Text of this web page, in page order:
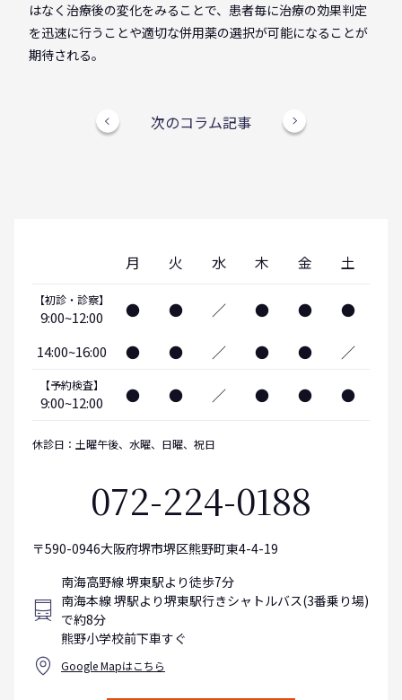
はなく治療後の変化をみることで、患者毎に治療の効果判定
を迅速に行うことや適切な併用薬の選択が可能になることが
期待される。
次のコラム記事
月 火 水 木 金 土
【初診・診察】
9:00~12:00 ● ● ／ ● ● ●
14:00~16:00 ● ● ／ ● ● ／
【予約検査】
9:00~12:00 ● ● ／ ● ● ●
休診日：土曜午後、水曜、日曜、祝日
072-224-0188
〒590-0946大阪府堺市堺区熊野町東4-4-19
南海高野線 堺東駅より徒歩7分
南海本線 堺駅より堺東駅行きシャトルバス(3番乗り場)
で約8分
熊野小学校前下車すぐ
Google Mapはこちら